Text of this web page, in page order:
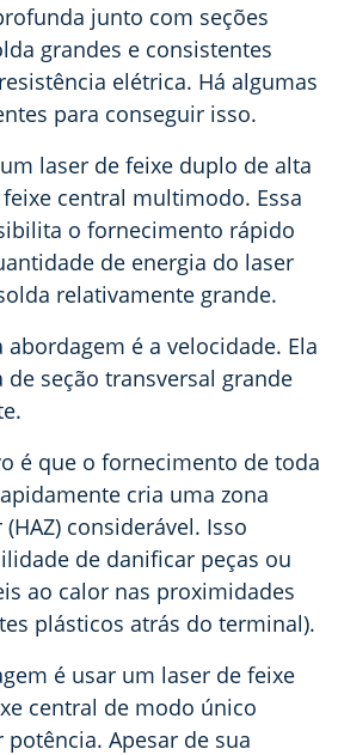
junto com seções
grandes e consistentes
elétrica. Há algumas
para conseguir isso.
laser de feixe duplo de alta
central multimodo. Essa
o fornecimento rápido
de energia do laser
relativamente grande.
abordagem é a velocidade. Ela
seção transversal grande
é que o fornecimento de toda
cria uma zona
considerável. Isso
de danificar peças ou
ao calor nas proximidades
plásticos atrás do terminal).
é usar um laser de feixe
central de modo único
potência. Apesar de sua